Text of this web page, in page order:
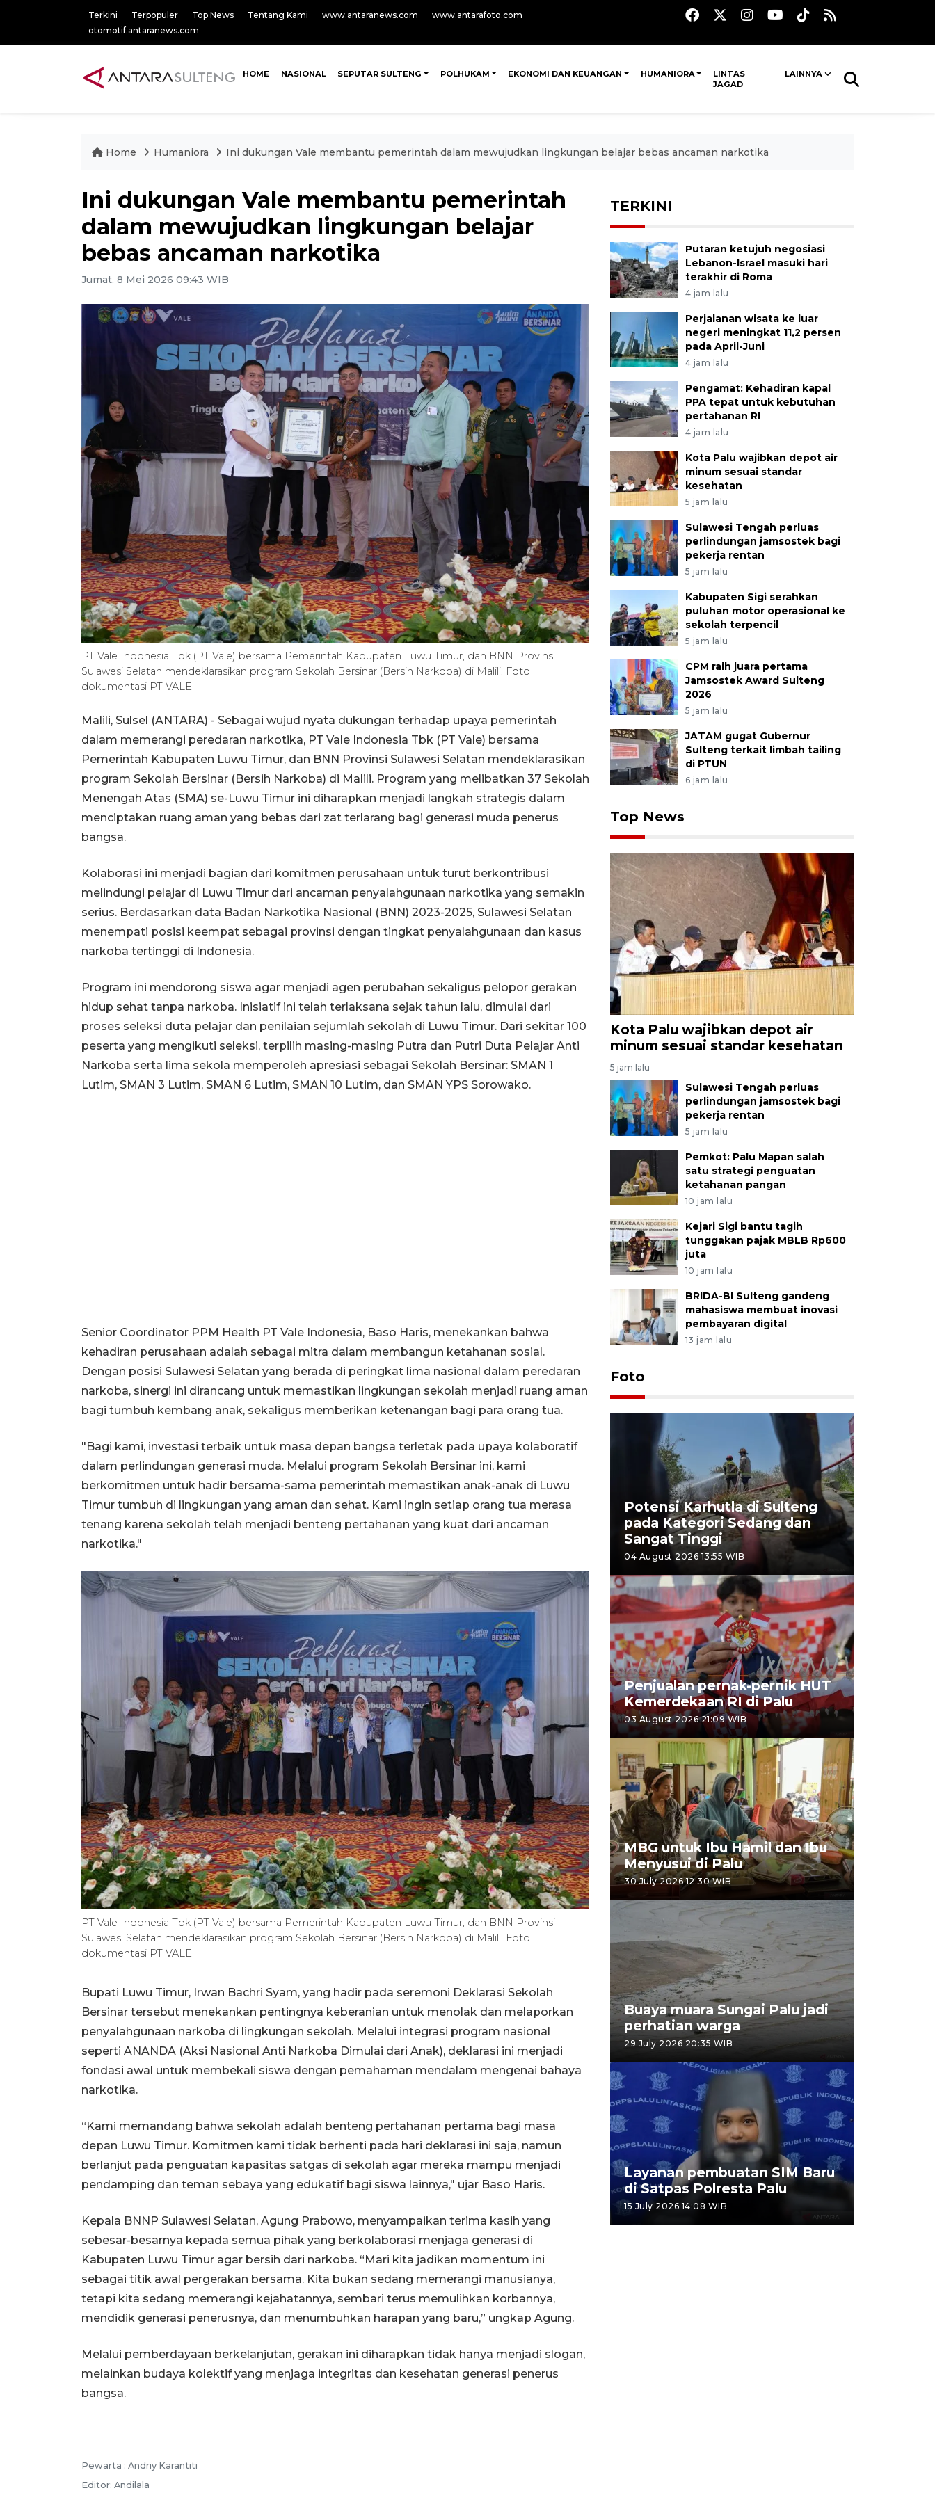
Terkini Terpopuler Top News Tentang Kami www.antaranews.com
www.antarafoto.com
otomotif.antaranews.com
HOME NASIONAL SEPUTAR SULTENG POLHUKAM EKONOMI DAN KEUANGAN HUMANIORA
LINTAS
JAGAD
LAINNYA
Home Humaniora Ini dukungan Vale membantu pemerintah dalam mewujudkan lingkungan belajar bebas ancaman narkotika
Ini dukungan Vale membantu pemerintah
dalam mewujudkan lingkungan belajar
bebas ancaman narkotika
Jumat, 8 Mei 2026 09:43 WIB
PT Vale Indonesia Tbk (PT Vale) bersama Pemerintah Kabupaten Luwu Timur, dan BNN Provinsi
Sulawesi Selatan mendeklarasikan program Sekolah Bersinar (Bersih Narkoba) di Malili. Foto
dokumentasi PT VALE
Malili, Sulsel (ANTARA) - Sebagai wujud nyata dukungan terhadap upaya pemerintah
dalam memerangi peredaran narkotika, PT Vale Indonesia Tbk (PT Vale) bersama
Pemerintah Kabupaten Luwu Timur, dan BNN Provinsi Sulawesi Selatan mendeklarasikan
program Sekolah Bersinar (Bersih Narkoba) di Malili. Program yang melibatkan 37 Sekolah
Menengah Atas (SMA) se-Luwu Timur ini diharapkan menjadi langkah strategis dalam
menciptakan ruang aman yang bebas dari zat terlarang bagi generasi muda penerus
bangsa.
Kolaborasi ini menjadi bagian dari komitmen perusahaan untuk turut berkontribusi
melindungi pelajar di Luwu Timur dari ancaman penyalahgunaan narkotika yang semakin
serius. Berdasarkan data Badan Narkotika Nasional (BNN) 2023-2025, Sulawesi Selatan
menempati posisi keempat sebagai provinsi dengan tingkat penyalahgunaan dan kasus
narkoba tertinggi di Indonesia.
Program ini mendorong siswa agar menjadi agen perubahan sekaligus pelopor gerakan
hidup sehat tanpa narkoba. Inisiatif ini telah terlaksana sejak tahun lalu, dimulai dari
proses seleksi duta pelajar dan penilaian sejumlah sekolah di Luwu Timur. Dari sekitar 100
peserta yang mengikuti seleksi, terpilih masing-masing Putra dan Putri Duta Pelajar Anti
Narkoba serta lima sekola memperoleh apresiasi sebagai Sekolah Bersinar: SMAN 1
Lutim, SMAN 3 Lutim, SMAN 6 Lutim, SMAN 10 Lutim, dan SMAN YPS Sorowako.
Senior Coordinator PPM Health PT Vale Indonesia, Baso Haris, menekankan bahwa
kehadiran perusahaan adalah sebagai mitra dalam membangun ketahanan sosial.
Dengan posisi Sulawesi Selatan yang berada di peringkat lima nasional dalam peredaran
narkoba, sinergi ini dirancang untuk memastikan lingkungan sekolah menjadi ruang aman
bagi tumbuh kembang anak, sekaligus memberikan ketenangan bagi para orang tua.
"Bagi kami, investasi terbaik untuk masa depan bangsa terletak pada upaya kolaboratif
dalam perlindungan generasi muda. Melalui program Sekolah Bersinar ini, kami
berkomitmen untuk hadir bersama-sama pemerintah memastikan anak-anak di Luwu
Timur tumbuh di lingkungan yang aman dan sehat. Kami ingin setiap orang tua merasa
tenang karena sekolah telah menjadi benteng pertahanan yang kuat dari ancaman
narkotika."
PT Vale Indonesia Tbk (PT Vale) bersama Pemerintah Kabupaten Luwu Timur, dan BNN Provinsi
Sulawesi Selatan mendeklarasikan program Sekolah Bersinar (Bersih Narkoba) di Malili. Foto
dokumentasi PT VALE
Bupati Luwu Timur, Irwan Bachri Syam, yang hadir pada seremoni Deklarasi Sekolah
Bersinar tersebut menekankan pentingnya keberanian untuk menolak dan melaporkan
penyalahgunaan narkoba di lingkungan sekolah. Melalui integrasi program nasional
seperti ANANDA (Aksi Nasional Anti Narkoba Dimulai dari Anak), deklarasi ini menjadi
fondasi awal untuk membekali siswa dengan pemahaman mendalam mengenai bahaya
narkotika.
“Kami memandang bahwa sekolah adalah benteng pertahanan pertama bagi masa
depan Luwu Timur. Komitmen kami tidak berhenti pada hari deklarasi ini saja, namun
berlanjut pada penguatan kapasitas satgas di sekolah agar mereka mampu menjadi
pendamping dan teman sebaya yang edukatif bagi siswa lainnya," ujar Baso Haris.
Kepala BNNP Sulawesi Selatan, Agung Prabowo, menyampaikan terima kasih yang
sebesar-besarnya kepada semua pihak yang berkolaborasi menjaga generasi di
Kabupaten Luwu Timur agar bersih dari narkoba. “Mari kita jadikan momentum ini
sebagai titik awal pergerakan bersama. Kita bukan sedang memerangi manusianya,
tetapi kita sedang memerangi kejahatannya, sembari terus memulihkan korbannya,
mendidik generasi penerusnya, dan menumbuhkan harapan yang baru,” ungkap Agung.
Melalui pemberdayaan berkelanjutan, gerakan ini diharapkan tidak hanya menjadi slogan,
melainkan budaya kolektif yang menjaga integritas dan kesehatan generasi penerus
bangsa.
Pewarta : Andriy Karantiti
Editor: Andilala
TERKINI
Putaran ketujuh negosiasi
Lebanon-Israel masuki hari
terakhir di Roma
4 jam lalu
Perjalanan wisata ke luar
negeri meningkat 11,2 persen
pada April-Juni
4 jam lalu
Pengamat: Kehadiran kapal
PPA tepat untuk kebutuhan
pertahanan RI
4 jam lalu
Kota Palu wajibkan depot air
minum sesuai standar
kesehatan
5 jam lalu
Sulawesi Tengah perluas
perlindungan jamsostek bagi
pekerja rentan
5 jam lalu
Kabupaten Sigi serahkan
puluhan motor operasional ke
sekolah terpencil
5 jam lalu
CPM raih juara pertama
Jamsostek Award Sulteng
2026
5 jam lalu
JATAM gugat Gubernur
Sulteng terkait limbah tailing
di PTUN
6 jam lalu
Top News
Kota Palu wajibkan depot air
minum sesuai standar kesehatan
5 jam lalu
Sulawesi Tengah perluas
perlindungan jamsostek bagi
pekerja rentan
5 jam lalu
Pemkot: Palu Mapan salah
satu strategi penguatan
ketahanan pangan
10 jam lalu
Kejari Sigi bantu tagih
tunggakan pajak MBLB Rp600
juta
10 jam lalu
BRIDA-BI Sulteng gandeng
mahasiswa membuat inovasi
pembayaran digital
13 jam lalu
Foto
Potensi Karhutla di Sulteng
pada Kategori Sedang dan
Sangat Tinggi
04 August 2026 13:55 WIB
Penjualan pernak-pernik HUT
Kemerdekaan RI di Palu
03 August 2026 21:09 WIB
MBG untuk Ibu Hamil dan Ibu
Menyusui di Palu
30 July 2026 12:30 WIB
Buaya muara Sungai Palu jadi
perhatian warga
29 July 2026 20:35 WIB
Layanan pembuatan SIM Baru
di Satpas Polresta Palu
15 July 2026 14:08 WIB